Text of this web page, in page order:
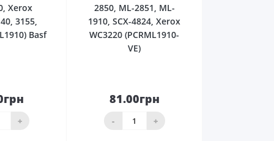
Xerox
3155,
Basf
+
2850, ML-2851, ML-
1910, SCX-4824, Xerox
WC3220 (PCRML1910-
VE)
81.00грн
- +
кошика